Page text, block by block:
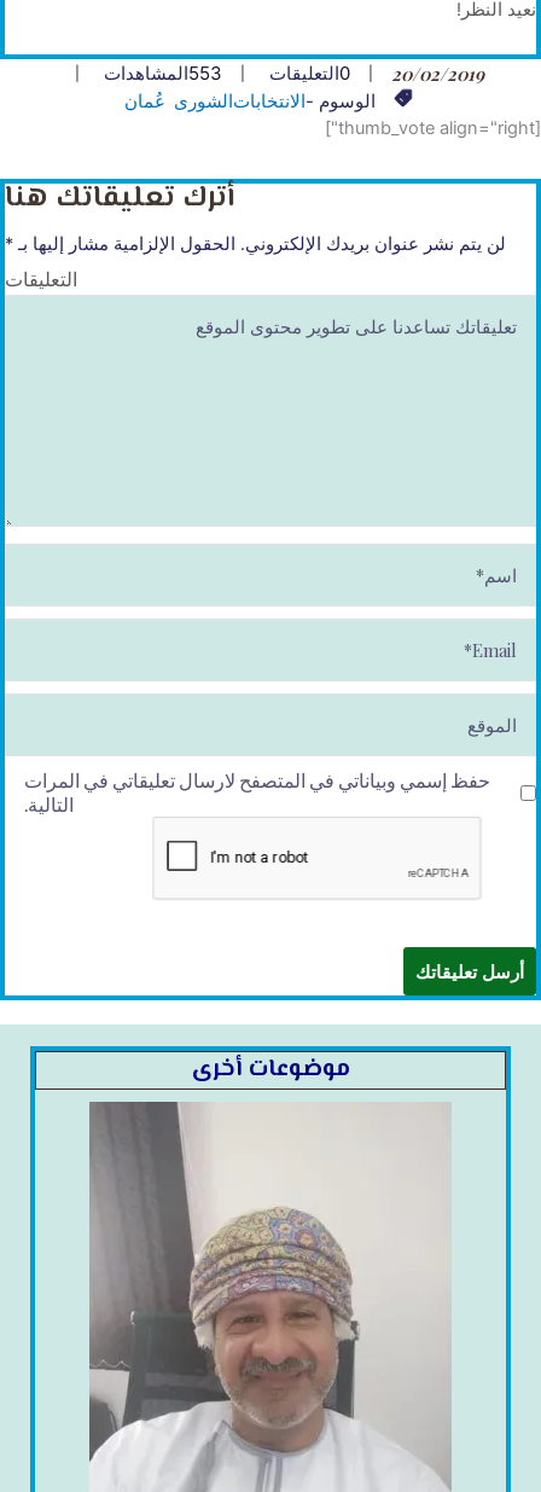
نعيد النظر!
20/02/2019
0التعليقات 553المشاهدات
الوسوم -الانتخاباتالشورى عُمان
[thumb_vote align="right"]
أترك تعليقاتك هنا
لن يتم نشر عنوان بريدك الإلكتروني. الحقول الإلزامية مشار إليها بـ*
التعليقات
م
ai
حفظ إسمي وبياناتي في المتصفح لارسال تعليقاتي في المرات
التالية.
موضوعات أخرى